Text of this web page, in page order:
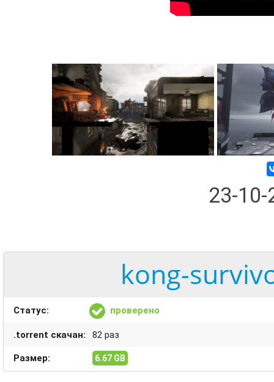
23-
kong-
Статус: проверено
.torrent скачан: 82 раз
Размер: 6.67 GB